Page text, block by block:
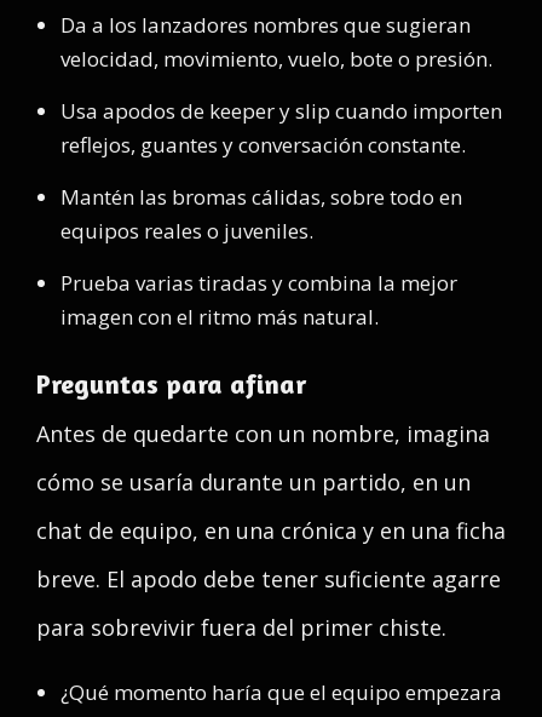
Da a los lanzadores nombres que sugieran
velocidad, movimiento, vuelo, bote o presión.
Usa apodos de keeper y slip cuando importen
reflejos, guantes y conversación constante.
Mantén las bromas cálidas, sobre todo en
equipos reales o juveniles.
Prueba varias tiradas y combina la mejor
imagen con el ritmo más natural.
Preguntas para afinar
Antes de quedarte con un nombre, imagina
cómo se usaría durante un partido, en un
chat de equipo, en una crónica y en una ficha
breve. El apodo debe tener suficiente agarre
para sobrevivir fuera del primer chiste.
¿Qué momento haría que el equipo empezara